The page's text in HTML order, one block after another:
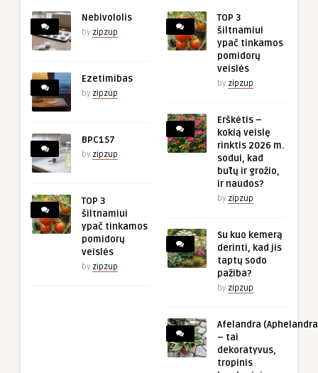
Nebivololis
by zipzup
Ezetimibas
by zipzup
BPC157
by zipzup
TOP 3
šiltnamiui
ypač tinkamos
pomidorų
veislės
by zipzup
TOP 3
šiltnamiui
ypač tinkamos
pomidorų
veislės
by zipzup
Erškėtis –
kokią veislę
rinktis 2026 m.
sodui, kad
būtų ir grožio,
ir naudos?
by zipzup
Su kuo kemerą
derinti, kad jis
taptų sodo
pažiba?
by zipzup
Afelandra
– tai
dekoratyvus,
tropinis